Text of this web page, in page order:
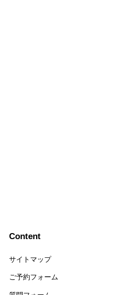
Content
サイトマップ
ご予約フォーム